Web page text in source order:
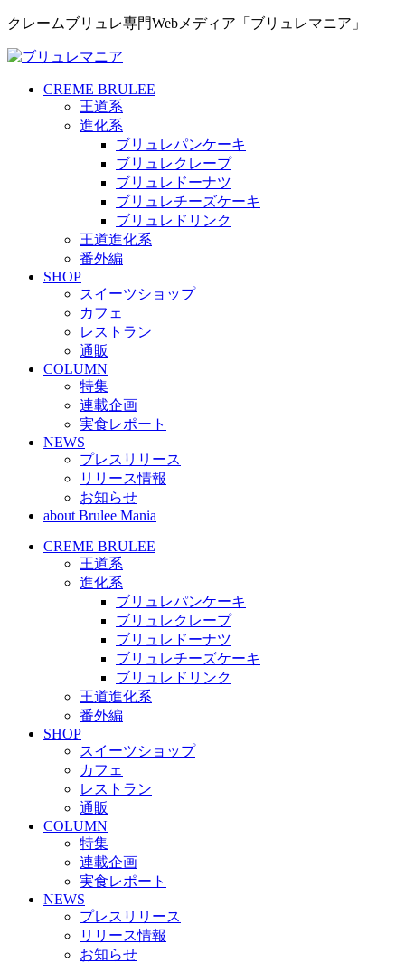
クレームブリュレ専門Webメディア「ブリュレマニア」
CREME BRULEE
王道系
進化系
ブリュレパンケーキ
ブリュレクレープ
ブリュレドーナツ
ブリュレチーズケーキ
ブリュレドリンク
王道進化系
番外編
SHOP
スイーツショップ
カフェ
レストラン
通販
COLUMN
特集
連載企画
実食レポート
NEWS
プレスリリース
リリース情報
お知らせ
about Brulee Mania
CREME BRULEE
王道系
進化系
ブリュレパンケーキ
ブリュレクレープ
ブリュレドーナツ
ブリュレチーズケーキ
ブリュレドリンク
王道進化系
番外編
SHOP
スイーツショップ
カフェ
レストラン
通販
COLUMN
特集
連載企画
実食レポート
NEWS
プレスリリース
リリース情報
お知らせ